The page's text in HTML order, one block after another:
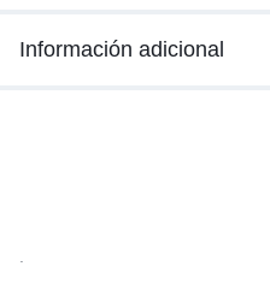
Información adicional